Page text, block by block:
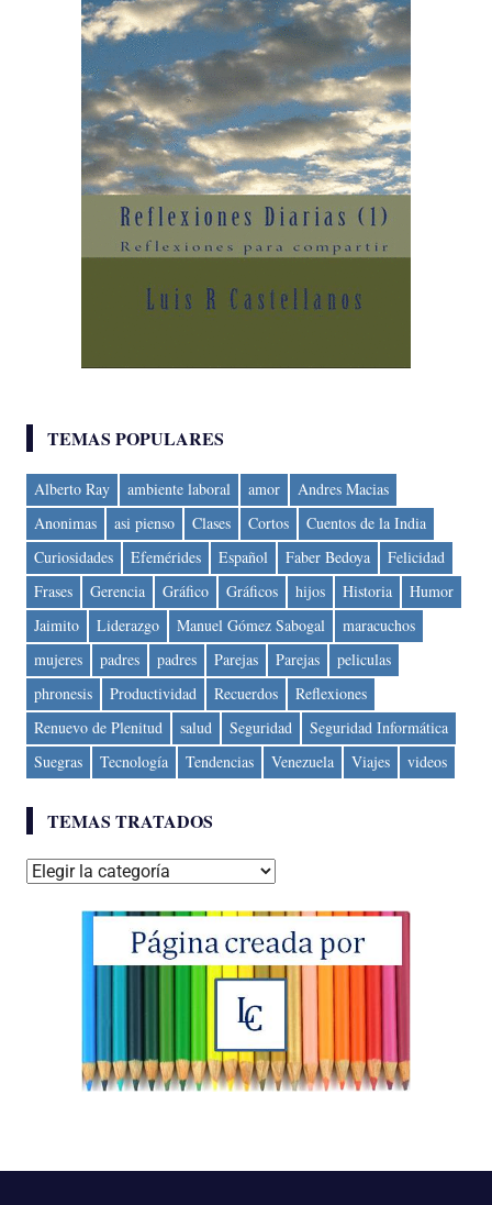
TEMAS POPULARES
Alberto Ray ambiente laboral amor
Andres Macias
Anonimas
asi pienso Clases Cortos
Cuentos de la India
Curiosidades
Efemérides Español Faber Bedoya
Felicidad
Frases
Gerencia Gráfico Gráficos hijos Historia
Humor
Jaimito
Liderazgo Manuel Gómez Sabogal
maracuchos
mujeres
padres padres Parejas Parejas
peliculas
phronesis
Productividad Recuerdos
Reflexiones
Renuevo de Plenitud
salud Seguridad
Seguridad Informática
Suegras
Tecnología Tendencias Venezuela Viajes videos
TEMAS TRATADOS
Temas